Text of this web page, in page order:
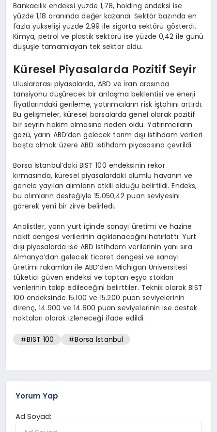
Bankacılık endeksi yüzde 1,78, holding endeksi ise
yüzde 1,18 oranında değer kazandı. Sektör bazında en
fazla yükselişi yüzde 2,99 ile sigorta sektörü gösterdi.
Kimya, petrol ve plastik sektörü ise yüzde 0,42 ile günü
düşüşle tamamlayan tek sektör oldu.
Küresel Piyasalarda Pozitif Seyir
Uluslararası piyasalarda, ABD ve İran arasında
tansiyonu düşürecek bir anlaşma beklentisi ve enerji
fiyatlarındaki gerileme, yatırımcıların risk iştahını artırdı.
Bu gelişmeler, küresel borsalarda genel olarak pozitif
bir seyrin hakim olmasına neden oldu. Yatırımcıların
gözü, yarın ABD’den gelecek tarım dışı istihdam verileri
başta olmak üzere ABD istihdam piyasasına çevrildi.
Borsa İstanbul’daki BIST 100 endeksinin rekor
kırmasında, küresel piyasalardaki olumlu havanın ve
genele yayılan alımların etkili olduğu belirtildi. Endeks,
bu alımların desteğiyle 15.050,42 puan seviyesini
görerek yeni bir zirve belirledi.
Analistler, yarın yurt içinde sanayi üretimi ve hazine
nakit dengesi verilerinin açıklanacağını hatırlattı. Yurt
dışı piyasalarda ise ABD istihdam verilerinin yanı sıra
Almanya’dan gelecek ticaret dengesi ve sanayi
üretimi rakamları ile ABD’den Michigan Üniversitesi
tüketici güven endeksi ve toptan eşya stokları
verilerinin takip edileceğini belirttiler. Teknik olarak BIST
100 endeksinde 15.100 ve 15.200 puan seviyelerinin
direnç, 14.900 ve 14.800 puan seviyelerinin ise destek
noktaları olarak izleneceği ifade edildi.
#BIST 100 #Borsa İstanbul
Yorum Yap
Ad Soyad: